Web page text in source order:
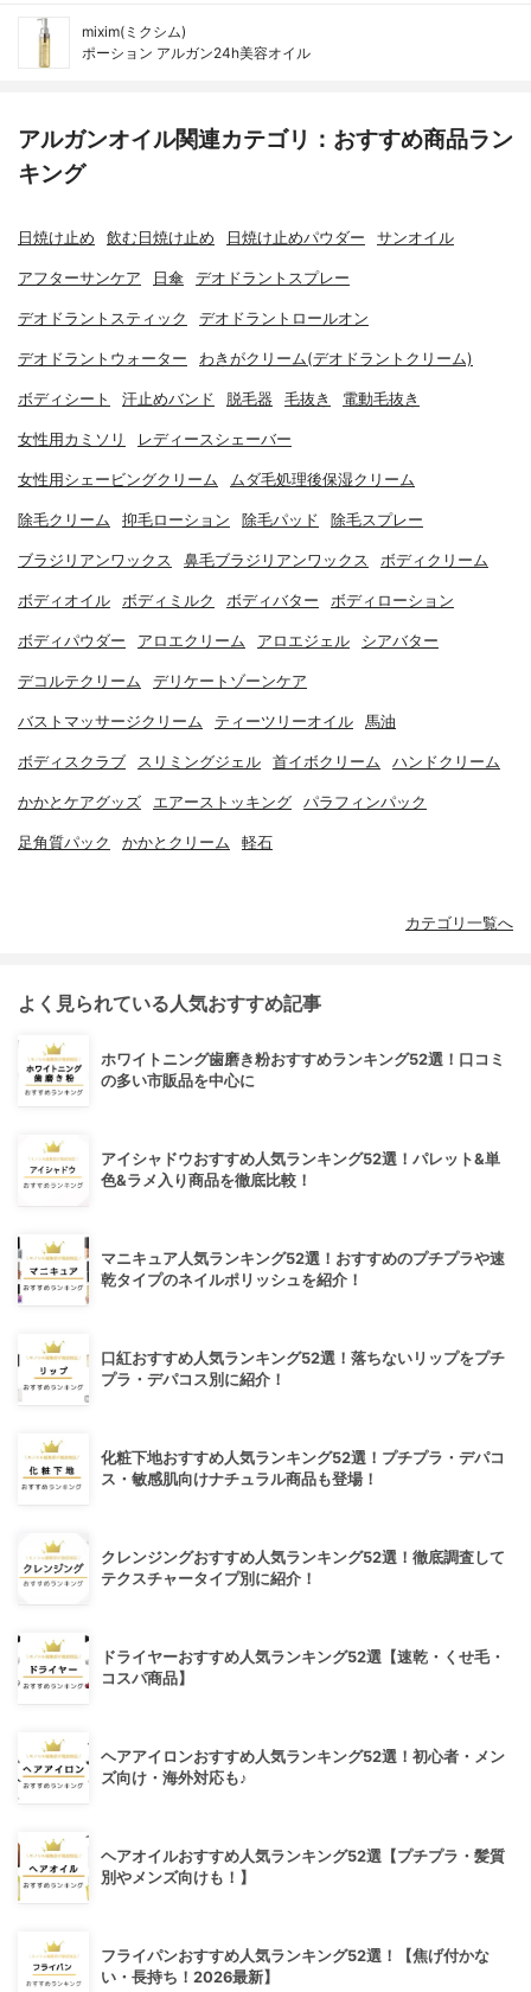
mixim(ミクシム)
ポーション アルガン24h美容オイル
アルガンオイル関連カテゴリ：おすすめ商品ラン
キング
日焼け止め 飲む日焼け止め 日焼け止めパウダー サンオイル
アフターサンケア 日傘 デオドラントスプレー
デオドラントスティック デオドラントロールオン
デオドラントウォーター わきがクリーム(デオドラントクリーム)
ボディシート 汗止めバンド 脱毛器 毛抜き 電動毛抜き
女性用カミソリ レディースシェーバー
女性用シェービングクリーム ムダ毛処理後保湿クリーム
除毛クリーム 抑毛ローション 除毛パッド 除毛スプレー
ブラジリアンワックス 鼻毛ブラジリアンワックス ボディクリーム
ボディオイル ボディミルク ボディバター ボディローション
ボディパウダー アロエクリーム アロエジェル シアバター
デコルテクリーム デリケートゾーンケア
バストマッサージクリーム ティーツリーオイル 馬油
ボディスクラブ スリミングジェル 首イボクリーム ハンドクリーム
かかとケアグッズ エアーストッキング パラフィンパック
足角質パック かかとクリーム 軽石
カテゴリ一覧へ
よく見られている人気おすすめ記事
ホワイトニング歯磨き粉おすすめランキング52選！口コミ
の多い市販品を中心に
アイシャドウおすすめ人気ランキング52選！パレット&単
色&ラメ入り商品を徹底比較！
マニキュア人気ランキング52選！おすすめのプチプラや速
乾タイプのネイルポリッシュを紹介！
口紅おすすめ人気ランキング52選！落ちないリップをプチ
プラ・デパコス別に紹介！
化粧下地おすすめ人気ランキング52選！プチプラ・デパコ
ス・敏感肌向けナチュラル商品も登場！
クレンジングおすすめ人気ランキング52選！徹底調査して
テクスチャータイプ別に紹介！
ドライヤーおすすめ人気ランキング52選【速乾・くせ毛・
コスパ商品】
ヘアアイロンおすすめ人気ランキング52選！初心者・メン
ズ向け・海外対応も♪
ヘアオイルおすすめ人気ランキング52選【プチプラ・髪質
別やメンズ向けも！】
フライパンおすすめ人気ランキング52選！【焦げ付かな
い・長持ち！2026最新】